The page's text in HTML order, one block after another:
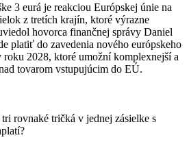
3 eurá je reakciou Európskej únie na
z tretích krajín, ktoré výrazne
hovorca finančnej správy Daniel
platiť do zavedenia nového európskeho
roku 2028, ktoré umožní komplexnejší a
tovarom vstupujúcim do EÚ.
rovnaké tričká v jednej zásielke s